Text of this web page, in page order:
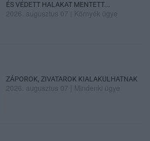
ÉS VÉDETT HALAKAT MENTETT...
2026. augusztus 07 Környék ügye
ZÁPOROK, ZIVATAROK KIALAKULHATNAK
2026. augusztus 07 Mindenki ügye